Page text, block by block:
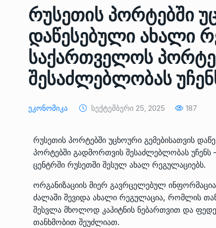
რუსეთის პორტებში
დაწესებული ახალი
საქართველოს
შესაძლებლობას
Ეკონომიკა Სექტემბერი 25, 2025 187
რუსეთის პორტებში უცხოური გემებისათვის
პორტებში გადმორთვის შესაძლებლობას უჩენს
ცენტრში რუსეთში შესულ ახალ რეგულაციებს.
ორგანიზაციის მიერ გავრცელებულ
ძალაში შევიდა ახალი რეგულაცია, რომლის
შესვლა მხოლოდ კაპიტნის ნებართვით და
თანხმობით შეუძლიათ.
სამსახურის…
ᲔᲙᲝᲜᲝᲛᲘᲙᲐ 10/05/2022
8
საქართველოს
გენერალურმა
დერეფნის…
ᲔᲙᲝᲜᲝᲛᲘᲙᲐ 11/05/2022
თბილისის ზაქარია
ბალეტის…
ᲙᲣᲚᲢᲣᲠᲐ 13/05/2022
10
სახელობის ოპერისა
ბალეტის…
ᲙᲣᲚᲢᲣᲠᲐ 13/05/2022